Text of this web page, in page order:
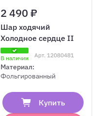
2 490 ₽
Шар ходячий
Холодное сердце II
В наличии Арт. 12080481
Материал:
Фольгированный
Купить